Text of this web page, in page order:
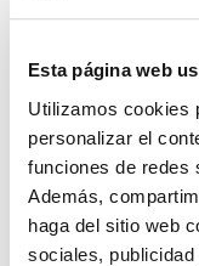
Esta página web
Utilizamos cookies
personalizar el
funciones de redes
Además,
haga del sitio web
sociales,
*Campos obrigatorios
Lin e acepto aPolítica de